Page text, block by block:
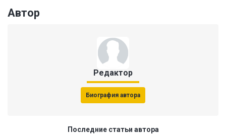
Автор
Редактор
Биография автора
Последние статьи автора